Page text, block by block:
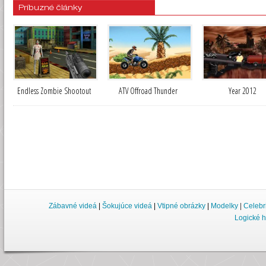
Príbuzné články
Endless Zombie Shootout ATV Offroad Thunder Year 2012
Zábavné videá | Šokujúce videá | Vtipné obrázky | Modelky |
Logické